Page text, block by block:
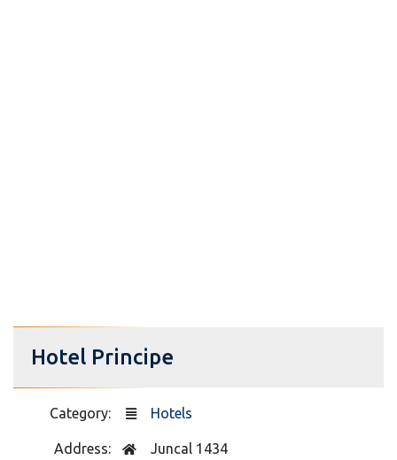
Hotel Principe
Category: Hotels
Address:
Juncal 1434